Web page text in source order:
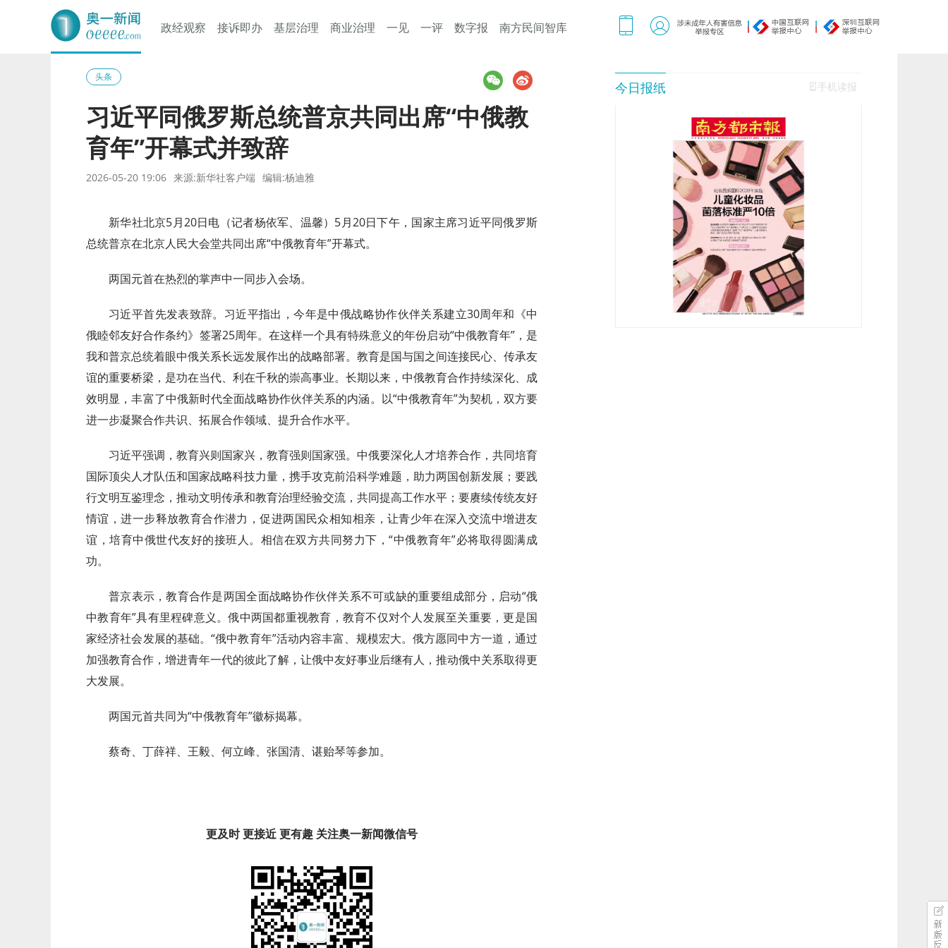
奥一网
政经观察 接诉即办 基层治理 商业治理 一见 一评 数字报 南方民间智库
头条
习近平同俄罗斯总统普京共同出席“中俄教
育年”开幕式并致辞
2026-05-20 19:06 来源:新华社客户端 编辑:杨迪雅
新华社北京5月20日电（记者杨依军、温馨）5月20日下午，国家主席习近平同俄罗斯
总统普京在北京人民大会堂共同出席“中俄教育年”开幕式。
两国元首在热烈的掌声中一同步入会场。
习近平首先发表致辞。习近平指出，今年是中俄战略协作伙伴关系建立30周年和《中
俄睦邻友好合作条约》签署25周年。在这样一个具有特殊意义的年份启动“中俄教育年”，是
我和普京总统着眼中俄关系长远发展作出的战略部署。教育是国与国之间连接民心、传承友
谊的重要桥梁，是功在当代、利在千秋的崇高事业。长期以来，中俄教育合作持续深化、成
效明显，丰富了中俄新时代全面战略协作伙伴关系的内涵。以“中俄教育年”为契机，双方要
进一步凝聚合作共识、拓展合作领域、提升合作水平。
习近平强调，教育兴则国家兴，教育强则国家强。中俄要深化人才培养合作，共同培育
国际顶尖人才队伍和国家战略科技力量，携手攻克前沿科学难题，助力两国创新发展；要践
行文明互鉴理念，推动文明传承和教育治理经验交流，共同提高工作水平；要赓续传统友好
情谊，进一步释放教育合作潜力，促进两国民众相知相亲，让青少年在深入交流中增进友
谊，培育中俄世代友好的接班人。相信在双方共同努力下，“中俄教育年”必将取得圆满成
功。
普京表示，教育合作是两国全面战略协作伙伴关系不可或缺的重要组成部分，启动“俄
中教育年”具有里程碑意义。俄中两国都重视教育，教育不仅对个人发展至关重要，更是国
家经济社会发展的基础。“俄中教育年”活动内容丰富、规模宏大。俄方愿同中方一道，通过
加强教育合作，增进青年一代的彼此了解，让俄中友好事业后继有人，推动俄中关系取得更
大发展。
两国元首共同为“中俄教育年”徽标揭幕。
蔡奇、丁薛祥、王毅、何立峰、张国清、谌贻琴等参加。
更及时 更接近 更有趣 关注奥一新闻微信号
今日报纸 手机读报